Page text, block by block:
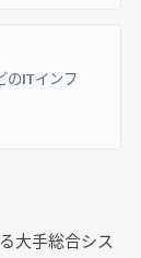
のITインフ
大手総合シス